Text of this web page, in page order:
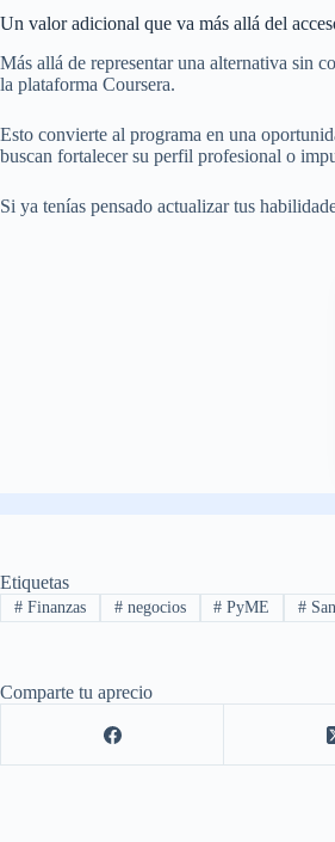
Un valor adicional que va más allá del
Más allá de representar una alternativa sin
la plataforma Coursera.
Esto convierte al programa en una
buscan fortalecer su perfil profesional o
Si ya tenías pensado actualizar tus
Etiquetas
#Finanzas #negocios # PyME #
Comparte tu aprecio